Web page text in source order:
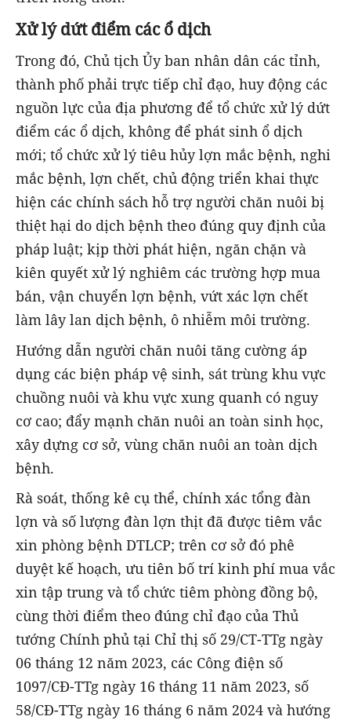
Xử lý dứt điểm các ổ dịch
Trong đó, Chủ tịch Ủy ban nhân dân các tỉnh,
thành phố phải trực tiếp chỉ đạo, huy động các
nguồn lực của địa phương để tổ chức xử lý dứt
điểm các ổ dịch, không để phát sinh ổ dịch
mới; tổ chức xử lý tiêu hủy lợn mắc bệnh, nghi
mắc bệnh, lợn chết, chủ động triển khai thực
hiện các chính sách hỗ trợ người chăn nuôi bị
thiệt hại do dịch bệnh theo đúng quy định của
pháp luật; kịp thời phát hiện, ngăn chặn và
kiên quyết xử lý nghiêm các trường hợp mua
bán, vận chuyển lợn bệnh, vứt xác lợn chết
làm lây lan dịch bệnh, ô nhiễm môi trường.
Hướng dẫn người chăn nuôi tăng cường áp
dụng các biện pháp vệ sinh, sát trùng khu vực
chuồng nuôi và khu vực xung quanh có nguy
cơ cao; đẩy mạnh chăn nuôi an toàn sinh học,
xây dựng cơ sở, vùng chăn nuôi an toàn dịch
bệnh.
Rà soát, thống kê cụ thể, chính xác tổng đàn
lợn và số lượng đàn lợn thịt đã được tiêm vắc
xin phòng bệnh DTLCP; trên cơ sở đó phê
duyệt kế hoạch, ưu tiên bố trí kinh phí mua vắc
xin tập trung và tổ chức tiêm phòng đồng bộ,
cùng thời điểm theo đúng chỉ đạo của Thủ
tướng Chính phủ tại Chỉ thị số 29/CT-TTg ngày
06 tháng 12 năm 2023, các Công điện số
1097/CĐ-TTg ngày 16 tháng 11 năm 2023, số
58/CĐ-TTg ngày 16 tháng 6 năm 2024 và hướng